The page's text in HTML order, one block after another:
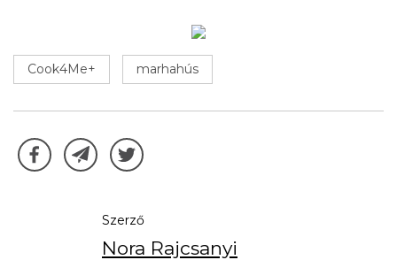
Cook4Me+ marhahús
Szerző
Nora Rajcsanyi